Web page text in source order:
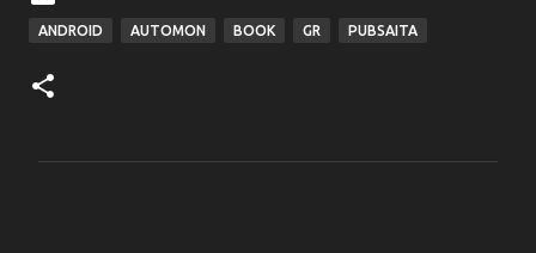
ANDROID AUTOMON BOOK GR PUBSAITA